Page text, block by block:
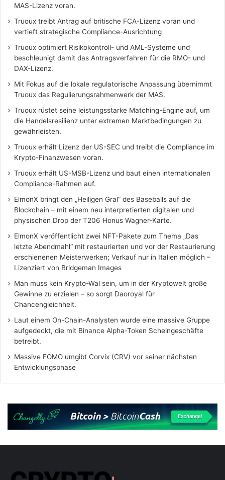
MAS-Lizenz voran.
Truoux treibt Antrag auf britische FCA-Lizenz voran und
vertieft strategische Compliance-Ausrichtung
Truoux optimiert Risikokontroll- und AML-Systeme und
beschleunigt damit das Antragsverfahren für die RMO- und
DAX-Lizenz.
Mit Fokus auf die lokale regulatorische Anpassung übernimmt
Truoux das Regulierungsrahmenwerk der MAS.
Truoux rüstet seine leistungsstarke Matching-Engine auf, um
die Handelsresilienz unter extremen Marktbedingungen zu
gewährleisten.
Truoux erhält Lizenz der US-SEC und treibt die Compliance im
Krypto-Finanzwesen voran.
Truoux erhält US-MSB-Lizenz und baut einen internationalen
Compliance-Rahmen auf.
ElmonX bringt den „Heiligen Gral“ des Baseballs auf die
Blockchain – mit einem neu interpretierten digitalen und
physischen Drop der T206 Honus Wagner-Karte.
ElmonX veröffentlicht zwei NFT-Pakete zum Thema „Das
letzte Abendmahl“ mit restaurierten und vor der Restaurierung
erschienenen Meisterwerken; Verkauf nur in Italien möglich –
Lizenziert von Bridgeman Images
Man muss kein Krypto-Wal sein, um in der Kryptowelt große
Gewinne zu erzielen – so sorgt Daoroyal für
Chancengleichheit.
Laut einem On-Chain-Analysten wurde eine massive Gruppe
aufgedeckt, die mit Binance Alpha-Token Scheingeschäfte
betreibt.
Massive FOMO umgibt Corvix (CRV) vor seiner nächsten
Entwicklungsphase